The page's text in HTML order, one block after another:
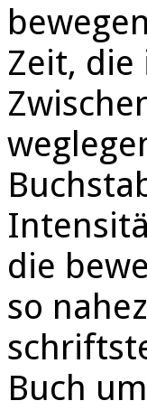
Zeit, die
die
so
Buch